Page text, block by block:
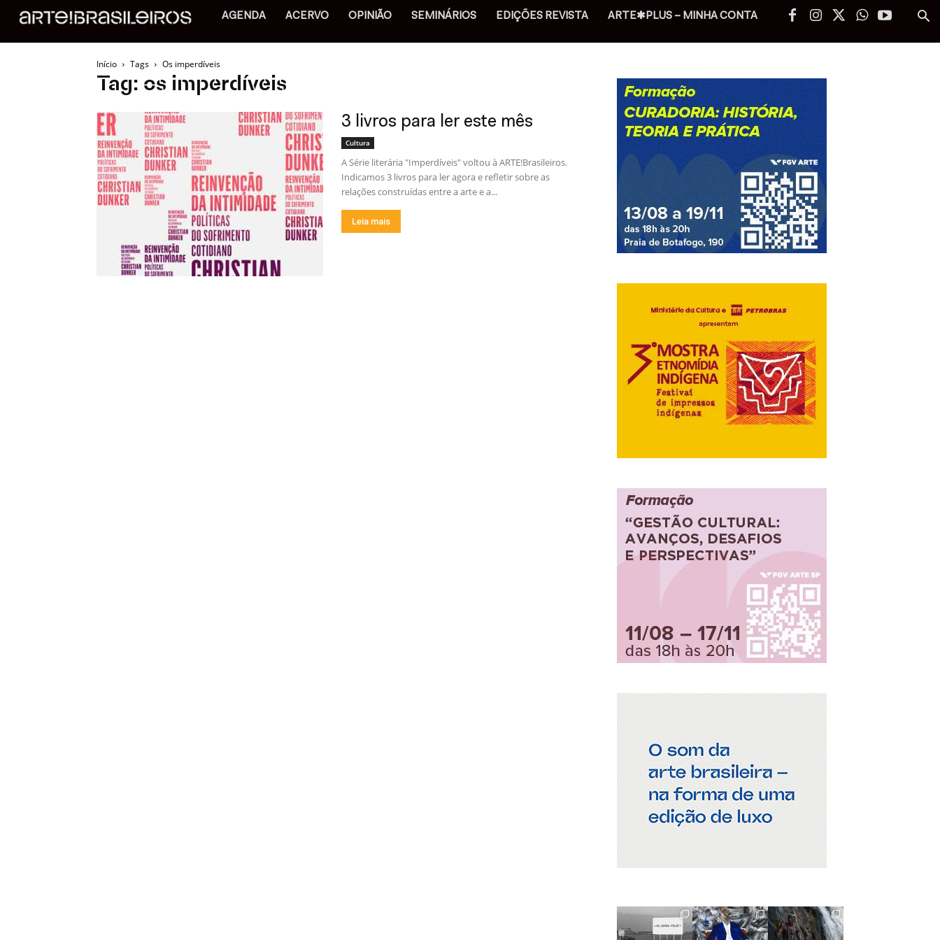
AGENDA ACERVO OPINIÃO SEMINÁRIOS EDIÇÕES REVISTA ARTE✱PLUS – MINHA CONTA
Início Tags Os imperdíveis
Tag: os imperdíveis
3 livros para ler este mês
Cultura
A Série literária "Imperdíveis" voltou à ARTE!Brasileiros.
Indicamos 3 livros para ler agora e refletir sobre as
relações construídas entre a arte e a...
Leia mais